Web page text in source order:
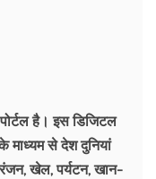
है। इस डिजिटल
माध्यम से देश दुनियां
खेल, पर्यटन, खान-